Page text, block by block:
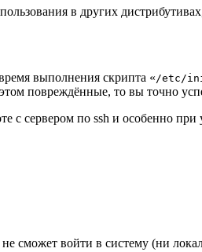
в других
выполнения скрипта «/etc/
повреждённые, то вы точно
с сервером по ssh и особенно при
сможет войти в систему (ни